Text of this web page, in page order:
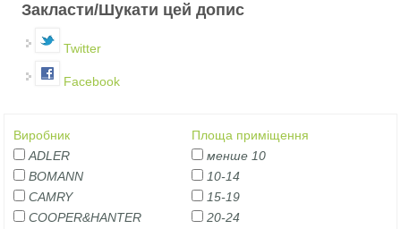
Закласти/Шукати цей допис
Twitter
Facebook
Виробник
ADLER
BOMANN
CAMRY
COOPER&HANTER
Площа приміщення
менше 10
10-14
15-19
20-24